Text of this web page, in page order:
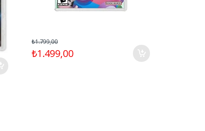
₺1.499,00
₺1.799,00